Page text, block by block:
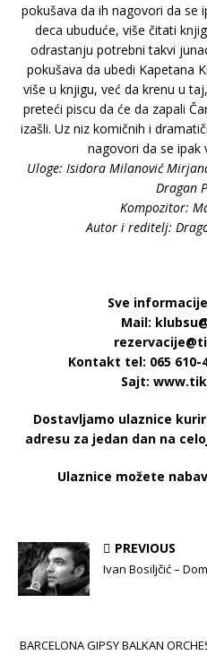
pokušava da ih nagovori da se
deca ubuduće, više čitati
odrastanju potrebni takvi
pokušava da ubedi Kapetana
više u knjigu, već da krenu u
preteći piscu da će da zapali
izašli. Uz niz komičnih i
nagovori da se ipak
Uloge: Isidora Milanović
Dragan
Kompozitor:
Autor i reditelj:
Sve
Mail:
Kontakt tel: 065 610-
Sajt:
Dostavljamo ulaznice
adresu za jedan dan na
Ulaznice možete
PREVIOUS
Ivan Bosiljčić –
BARCELONA GIPSY BALKAN